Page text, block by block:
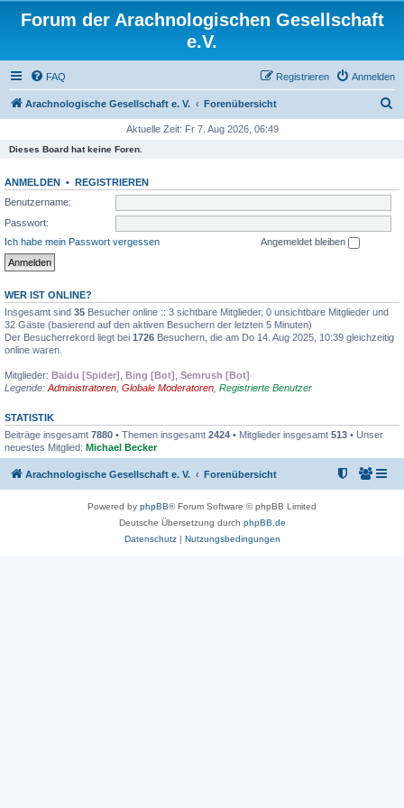
Forum der Arachnologischen Gesellschaft
e.V.
FAQ Anmelden
Registrieren
Arachnologische Gesellschaft e. V. Forenübersicht
e
Aktuelle Zeit: Fr 7. Aug 2026, 06:49
Dieses Board hat keine Foren.
ANMELDEN • REGISTRIEREN
Benutzername:
Passwort:
Ich habe mein Passwort vergessen
Angemeldet bleiben
WER IST ONLINE?
Insgesamt sind 35 Besucher online :: 3 sichtbare Mitglieder, 0 unsichtbare Mitglieder und
32 Gäste (basierend auf den aktiven Besuchern der letzten 5 Minuten)
Der Besucherrekord liegt bei 1726 Besuchern, die am Do 14. Aug 2025, 10:39 gleichzeitig
online waren.
Mitglieder: Baidu [Spider] Bing [Bot] Semrush [Bot]
Legende: Administratoren Globale Moderatoren Registrierte Benutzer
STATISTIK
Beiträge insgesamt 7880 • Themen insgesamt 2424 • Mitglieder insgesamt 513 • Unser
neuestes Mitglied: Michael Becker
Arachnologische Gesellschaft e. V. Forenübersicht
Powered by phpBB® Forum Software © phpBB Limited
Deutsche Übersetzung durch phpBB.de
Datenschutz| Nutzungsbedingungen